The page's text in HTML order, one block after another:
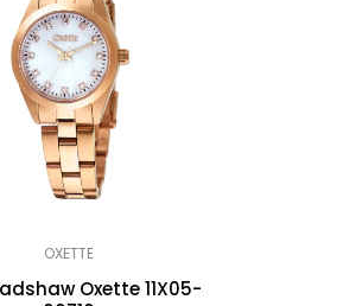
OXETTE
Oxette 11X05-